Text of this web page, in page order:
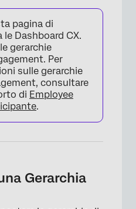
pagina di
Dashboard CX.
gerarchie
Per
sulle gerarchie
consultare
di Employee
.
Gerarchia